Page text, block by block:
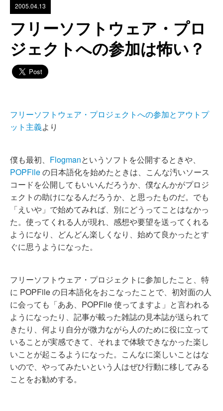
2005.04.13
フリーソフトウェア・プロ
ジェクトへの参加は怖い？
フリーソフトウェア・プロジェクトへの参加とアウトプ
ット主義より
僕も最初、 Flogmanというソフトを公開するときや、
POPFileの日本語化を始めたときは、こんな汚いソース
コードを公開してもいいんだろうか、僕なんかがプロジ
ェクトの助けになるんだろうか、と思ったものだ。でも
「えいや」で始めてみれば、別にどうってことはなかっ
た。使ってくれる人が現れ、感想や要望を送ってくれる
ようになり、どんどん楽しくなり、始めて良かったとす
ぐに思うようになった。
フリーソフトウェア・プロジェクトに参加したこと、特
に POPFile の日本語化をおこなったことで、初対面の人
に会っても「ああ、POPFile 使ってますよ」と言われる
ようになったり、記事が載った雑誌の見本誌が送られて
きたり、何より自分が微力ながら人のために役に立って
いることが実感できて、それまで体験できなかった楽し
いことが起こるようになった。こんなに楽しいことはな
いので、やってみたいという人はぜひ行動に移してみる
ことをお勧めする。